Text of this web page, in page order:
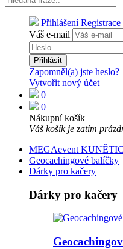
Přihlášení Registrace
Váš e-mail
Přihlásit
Zapomněl(a) jste heslo?
Vytvořit nový účet
0
0
Nákupní košík
Váš košík je zatím
MEGAevent
Geocachingové balíčky
Dárky pro kačery
Dárky pro kačery